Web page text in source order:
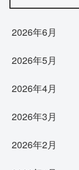
2026年6月
2026年5月
2026年4月
2026年3月
2026年2月